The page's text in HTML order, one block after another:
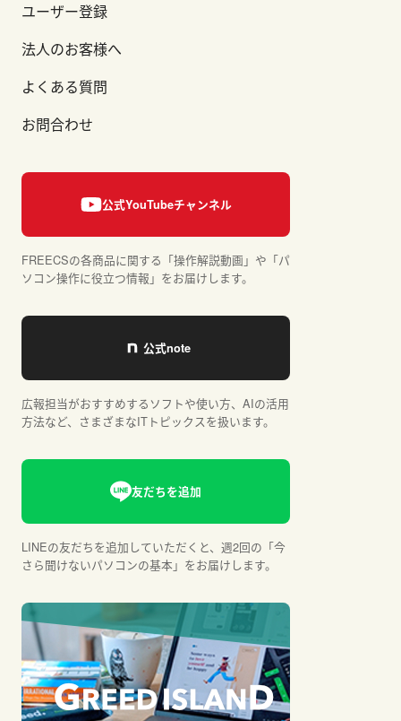
ユーザー登録
法人のお客様へ
よくある質問
お問合わせ
FREECSの各商品に関する「操作解説動画」や「パ
ソコン操作に役立つ情報」をお届けします。
広報担当がおすすめするソフトや使い方、AIの活用
方法など、さまざまなITトピックスを扱います。
LINEの友だちを追加していただくと、週2回の「今
さら聞けないパソコンの基本」をお届けします。